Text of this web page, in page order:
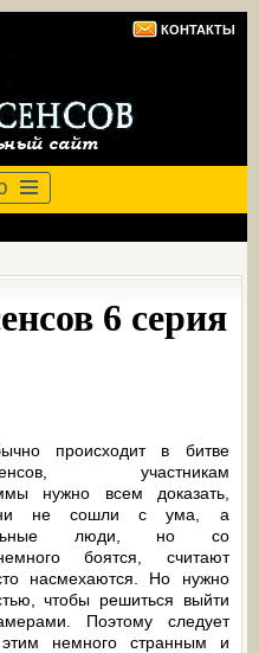
КОНТАКТЫ
6 серия
происходит в битве
участникам
нужно всем доказать,
не сошли с ума, а
люди, но со
боятся, считают
насмехаются. Но нужно
чтобы решиться выйти
Поэтому следует
немного странным и